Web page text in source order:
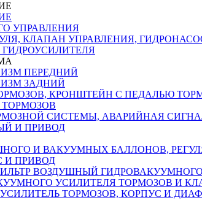
УПРАВЛЕНИЯ
КЛАПАН УПРАВЛЕНИЯ,
ПЕРЕДНИЙ
ЗАДНИЙ
КРОНШТЕЙН С ПЕДАЛЬЮ
СИСТЕМЫ, АВАРИЙНАЯ
И ПРИВОД
И ВАКУУМНЫХ БАЛЛОНОВ,
И ПРИВОД
ВОЗДУШНЫЙ
УСИЛИТЕЛЯ ТОРМОЗОВ И
ТОРМОЗОВ, КОРПУС И